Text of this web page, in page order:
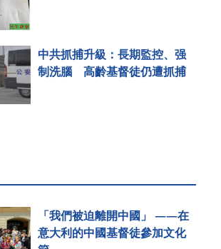
中共抓捕升級：長期監控、强
制洗腦 高齡基督徒仍遭抓捕
「我們被迫離開中國」 ——在
意大利的中國基督徒參加文化